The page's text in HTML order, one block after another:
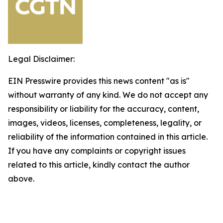
Legal Disclaimer:
EIN Presswire provides this news content "as is"
without warranty of any kind. We do not accept any
responsibility or liability for the accuracy, content,
images, videos, licenses, completeness, legality, or
reliability of the information contained in this article.
If you have any complaints or copyright issues
related to this article, kindly contact the author
above.